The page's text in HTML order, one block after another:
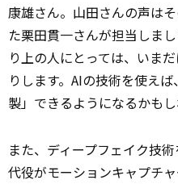
康雄さん。山田さんの声は
た栗田貫一さんが担当しま
り上の人にとっては、いま
りします。AIの技術を使え
製」できるようになるかもし
また、ディープフェイク技
代役がモーションキャプチ